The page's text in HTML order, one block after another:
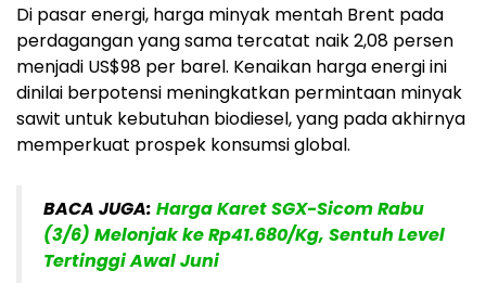
Di pasar energi, harga minyak mentah Brent pada
perdagangan yang sama tercatat naik 2,08 persen
menjadi US$98 per barel. Kenaikan harga energi ini
dinilai berpotensi meningkatkan permintaan minyak
sawit untuk kebutuhan biodiesel, yang pada akhirnya
memperkuat prospek konsumsi global.
BACA JUGA: Harga Karet SGX-Sicom Rabu
(3/6) Melonjak ke Rp41.680/Kg, Sentuh Level
Tertinggi Awal Juni